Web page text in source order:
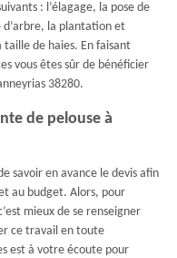
: l’élagage, la pose de
d’arbre, la plantation et
de haies. En faisant
vous êtes sûr de bénéficier
38280.
de pelouse à
savoir en avance le devis afin
au budget. Alors, pour
mieux de se renseigner
ce travail en toute
est à votre écoute pour